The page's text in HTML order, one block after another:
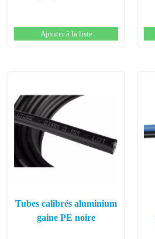
Ajouter à la liste
Tubes calibrés aluminium
gaine PE noire